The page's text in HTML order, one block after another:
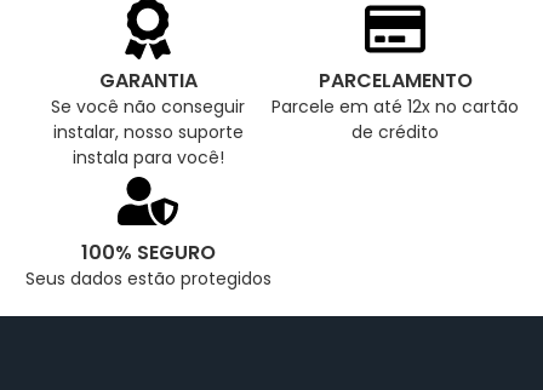
GARANTIA
Se você não conseguir
instalar, nosso suporte
instala para você!
PARCELAMENTO
Parcele em até 12x no cartão
de crédito
100% SEGURO
Seus dados estão protegidos